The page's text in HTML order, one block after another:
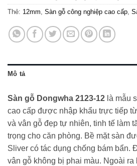
Thẻ: 12mm, Sàn gỗ công nghiệp cao cấp,
Mô tả
Sàn gỗ Dongwha 2123-12 là mẫu
cao cấp được nhập khẩu trực tiếp
và vân gỗ đẹp tự nhiên, tinh tế làm
trọng cho căn phòng. Bề mặt sàn
Sliver có tác dụng chống bám bẩn.
vân gỗ không bị phai màu. Ngoài ra